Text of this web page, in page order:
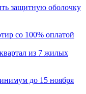
защитную оболочку
со 100% оплатой
из 7 жилых
до 15 ноября